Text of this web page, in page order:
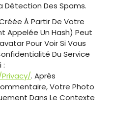
Détection Des Spams.
À Partir De Votre
Appelée Un Hash) Peut
Pour Voir Si Vous
Du Service
:
. Après
Votre Photo
Dans Le Contexte